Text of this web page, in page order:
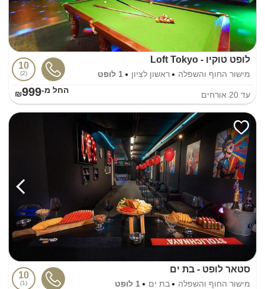
לופט טוקיו - Loft Tokyo
מישור החוף והשפלה ראשון לציון 1 לופט
10
2
עד 20 אורחים החל מ-₪999
סטאר לופט - בת ים
מישור החוף והשפלה בת ים 1 לופט
10
1